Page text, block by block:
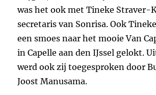
was het ook met Tineke Straver-
secretaris van Sonrisa. Ook
een smoes naar het mooie Van
in Capelle aan den IJssel gelokt.
werd ook zij toegesproken door
Joost Manusama.